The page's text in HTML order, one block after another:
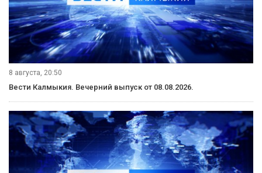
9 августа, 08:20
«Өрүнә һарц» от 09.08.2026.